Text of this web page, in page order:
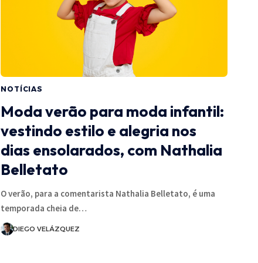
NOTÍCIAS
Moda verão para moda infantil:
vestindo estilo e alegria nos
dias ensolarados, com Nathalia
Belletato
O verão, para a comentarista Nathalia Belletato, é uma
temporada cheia de…
DIEGO VELÁZQUEZ